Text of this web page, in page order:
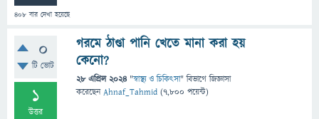
408 বার দেখা হয়েছে
0
টি ভোট
1
উত্তর
গরমে ঠাণ্ডা পানি খেতে মানা করা হয়
কেনো?
28 এপ্রিল 2024 "স্বাস্থ্য ও চিকিৎসা" বিভাগে জিজ্ঞাসা
করেছেনAhnaf_Tahmid (7,800 পয়েন্ট)